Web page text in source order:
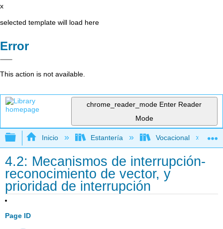
x
selected template will load here
Error
This action is not available.
chrome_reader_mode Enter Reader
Mode
Expandir/contraer jerarquía global
Inicio Estantería Vocacional
4.2: Mecanismos de interrupción-
reconocimiento de vector, y
prioridad de interrupción
Page ID